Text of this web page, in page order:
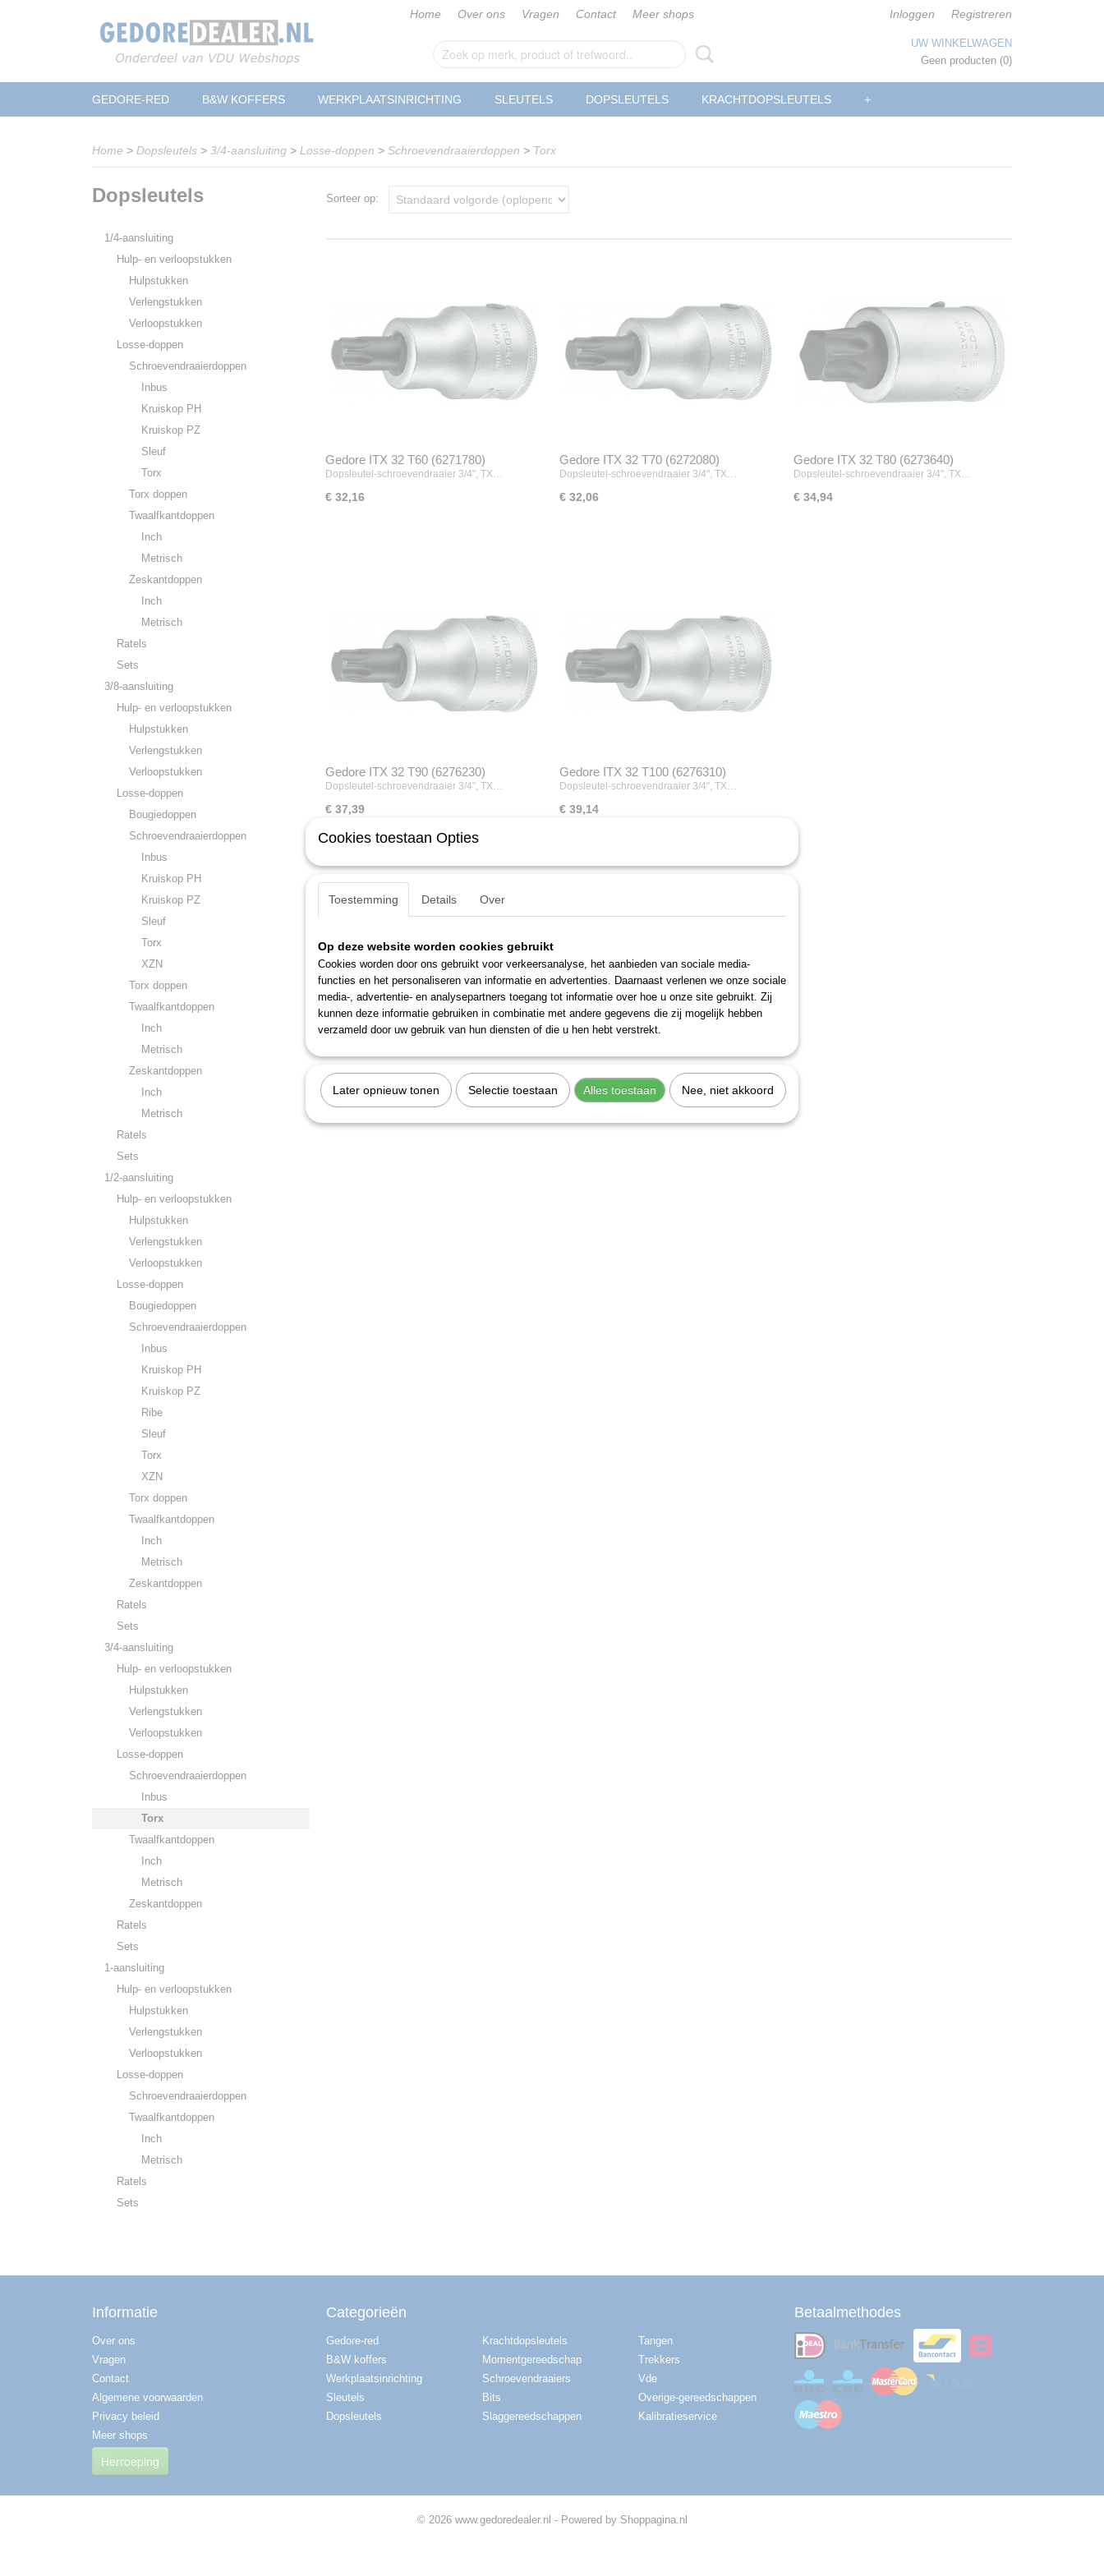
Home Over ons Vragen Contact Meer shops Inloggen Registreren
UW WINKELWAGEN
Geen producten (0)
GEDORE-RED B&W KOFFERS WERKPLAATSINRICHTING SLEUTELS DOPSLEUTELS KRACHTDOPSLEUTELS +
Home > Dopsleutels > 3/4-aansluiting > Losse-doppen > Schroevendraaierdoppen > Torx
Dopsleutels
1/4-aansluiting
Hulp- en verloopstukken
Hulpstukken
Verlengstukken
Verloopstukken
Losse-doppen
Schroevendraaierdoppen
Inbus
Kruiskop PH
Kruiskop PZ
Sleuf
Torx
Torx doppen
Twaalfkantdoppen
Inch
Metrisch
Zeskantdoppen
Inch
Metrisch
Ratels
Sets
3/8-aansluiting
Hulp- en verloopstukken
Hulpstukken
Verlengstukken
Verloopstukken
Losse-doppen
Bougiedoppen
Schroevendraaierdoppen
Inbus
Kruiskop PH
Kruiskop PZ
Sleuf
Torx
XZN
Torx doppen
Twaalfkantdoppen
Inch
Metrisch
Zeskantdoppen
Inch
Metrisch
Ratels
Sets
1/2-aansluiting
Hulp- en verloopstukken
Hulpstukken
Verlengstukken
Verloopstukken
Losse-doppen
Bougiedoppen
Schroevendraaierdoppen
Inbus
Kruiskop PH
Kruiskop PZ
Ribe
Sleuf
Torx
XZN
Torx doppen
Twaalfkantdoppen
Inch
Metrisch
Zeskantdoppen
Ratels
Sets
3/4-aansluiting
Hulp- en verloopstukken
Hulpstukken
Verlengstukken
Verloopstukken
Losse-doppen
Schroevendraaierdoppen
Inbus
Torx
Twaalfkantdoppen
Inch
Metrisch
Zeskantdoppen
Ratels
Sets
1-aansluiting
Hulp- en verloopstukken
Hulpstukken
Verlengstukken
Verloopstukken
Losse-doppen
Schroevendraaierdoppen
Twaalfkantdoppen
Inch
Metrisch
Ratels
Sets
Sorteer op:
Gedore ITX 32 T60 (6271780)
Dopsleutel-schroevendraaier 3/4", TX…
€ 32,16
Gedore ITX 32 T70 (6272080)
Dopsleutel-schroevendraaier 3/4", TX…
€ 32,06
Gedore ITX 32 T80 (6273640)
Dopsleutel-schroevendraaier 3/4", TX…
€ 34,94
Gedore ITX 32 T90 (6276230)
Dopsleutel-schroevendraaier 3/4", TX…
€ 37,39
Gedore ITX 32 T100 (6276310)
Dopsleutel-schroevendraaier 3/4", TX…
€ 39,14
Informatie
Over ons
Vragen
Contact
Algemene voorwaarden
Privacy beleid
Meer shops
Herroeping
Categorieën
Gedore-red
B&W koffers
Werkplaatsinrichting
Sleutels
Dopsleutels
Krachtdopsleutels
Momentgereedschap
Schroevendraaiers
Bits
Slaggereedschappen
Tangen
Trekkers
Vde
Overige-gereedschappen
Kalibratieservice
Betaalmethodes
© 2026 www.gedoredealer.nl - Powered by Shoppagina.nl
Cookies toestaan Opties
Toestemming Details Over
Op deze website worden cookies gebruikt
Cookies worden door ons gebruikt voor verkeersanalyse, het aanbieden van sociale media-
functies en het personaliseren van informatie en advertenties. Daarnaast verlenen we onze sociale
media-, advertentie- en analysepartners toegang tot informatie over hoe u onze site gebruikt. Zij
kunnen deze informatie gebruiken in combinatie met andere gegevens die zij mogelijk hebben
verzameld door uw gebruik van hun diensten of die u hen hebt verstrekt.
Later opnieuw tonen Selectie toestaan Alles toestaan Nee, niet akkoord